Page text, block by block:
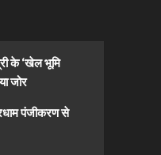
के ‘खेल भूमि
जोर
पंजीकरण से